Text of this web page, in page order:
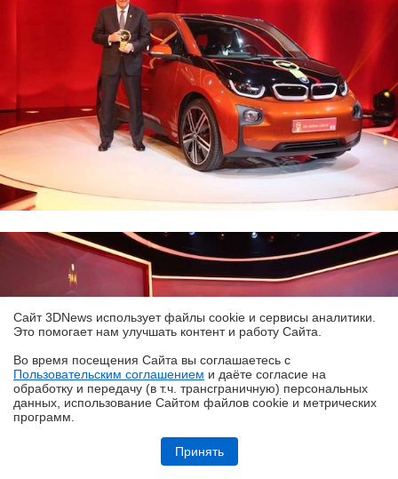
Обзор Infinix GT 50 Pro: геймерский смартфон со встроенной СЖО
Сайт 3DNews использует файлы cookie и сервисы аналитики.
Это помогает нам улучшать контент и работу Cайта.
Во время посещения Cайта вы соглашаетесь с
Пользовательским соглашением и даёте согласие на
обработку и передачу (в т.ч. трансграничную) персональных
данных, использование Cайтом файлов cookie и метрических
программ.
Принять